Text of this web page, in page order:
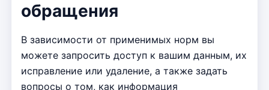
обращения
В зависимости от применимых норм вы
можете запросить доступ к вашим данным, их
исправление или удаление, а также задать
вопросы о том, как информация